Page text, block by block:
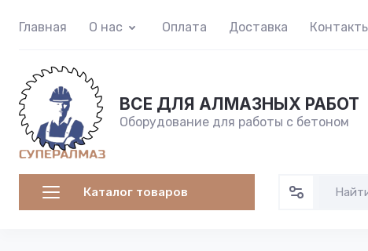
Главная О нас Оплата Доставка
ВСЕ ДЛЯ АЛМАЗНЫХ РАБОТ
Оборудование для работы с бетоном
Каталог товаров